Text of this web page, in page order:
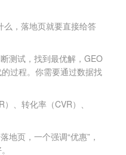
，落地页就要直接给答
测试，找到最优解，GEO
过程。你需要通过数据找
、转化率（CVR）、
地页，一个强调“优惠”，